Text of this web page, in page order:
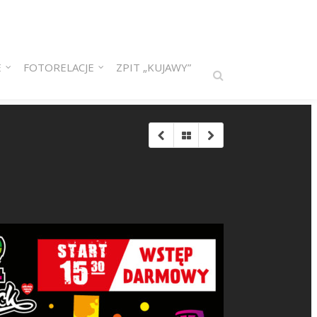
FOTORELACJE ZPIT „KUJAWY”